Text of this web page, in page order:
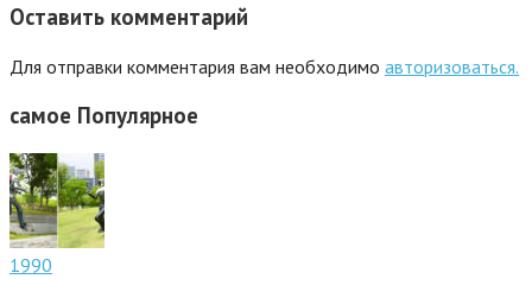
Оставить комментарий
Для отправки комментария вам необходимо авторизоваться.
самое Популярное
1990